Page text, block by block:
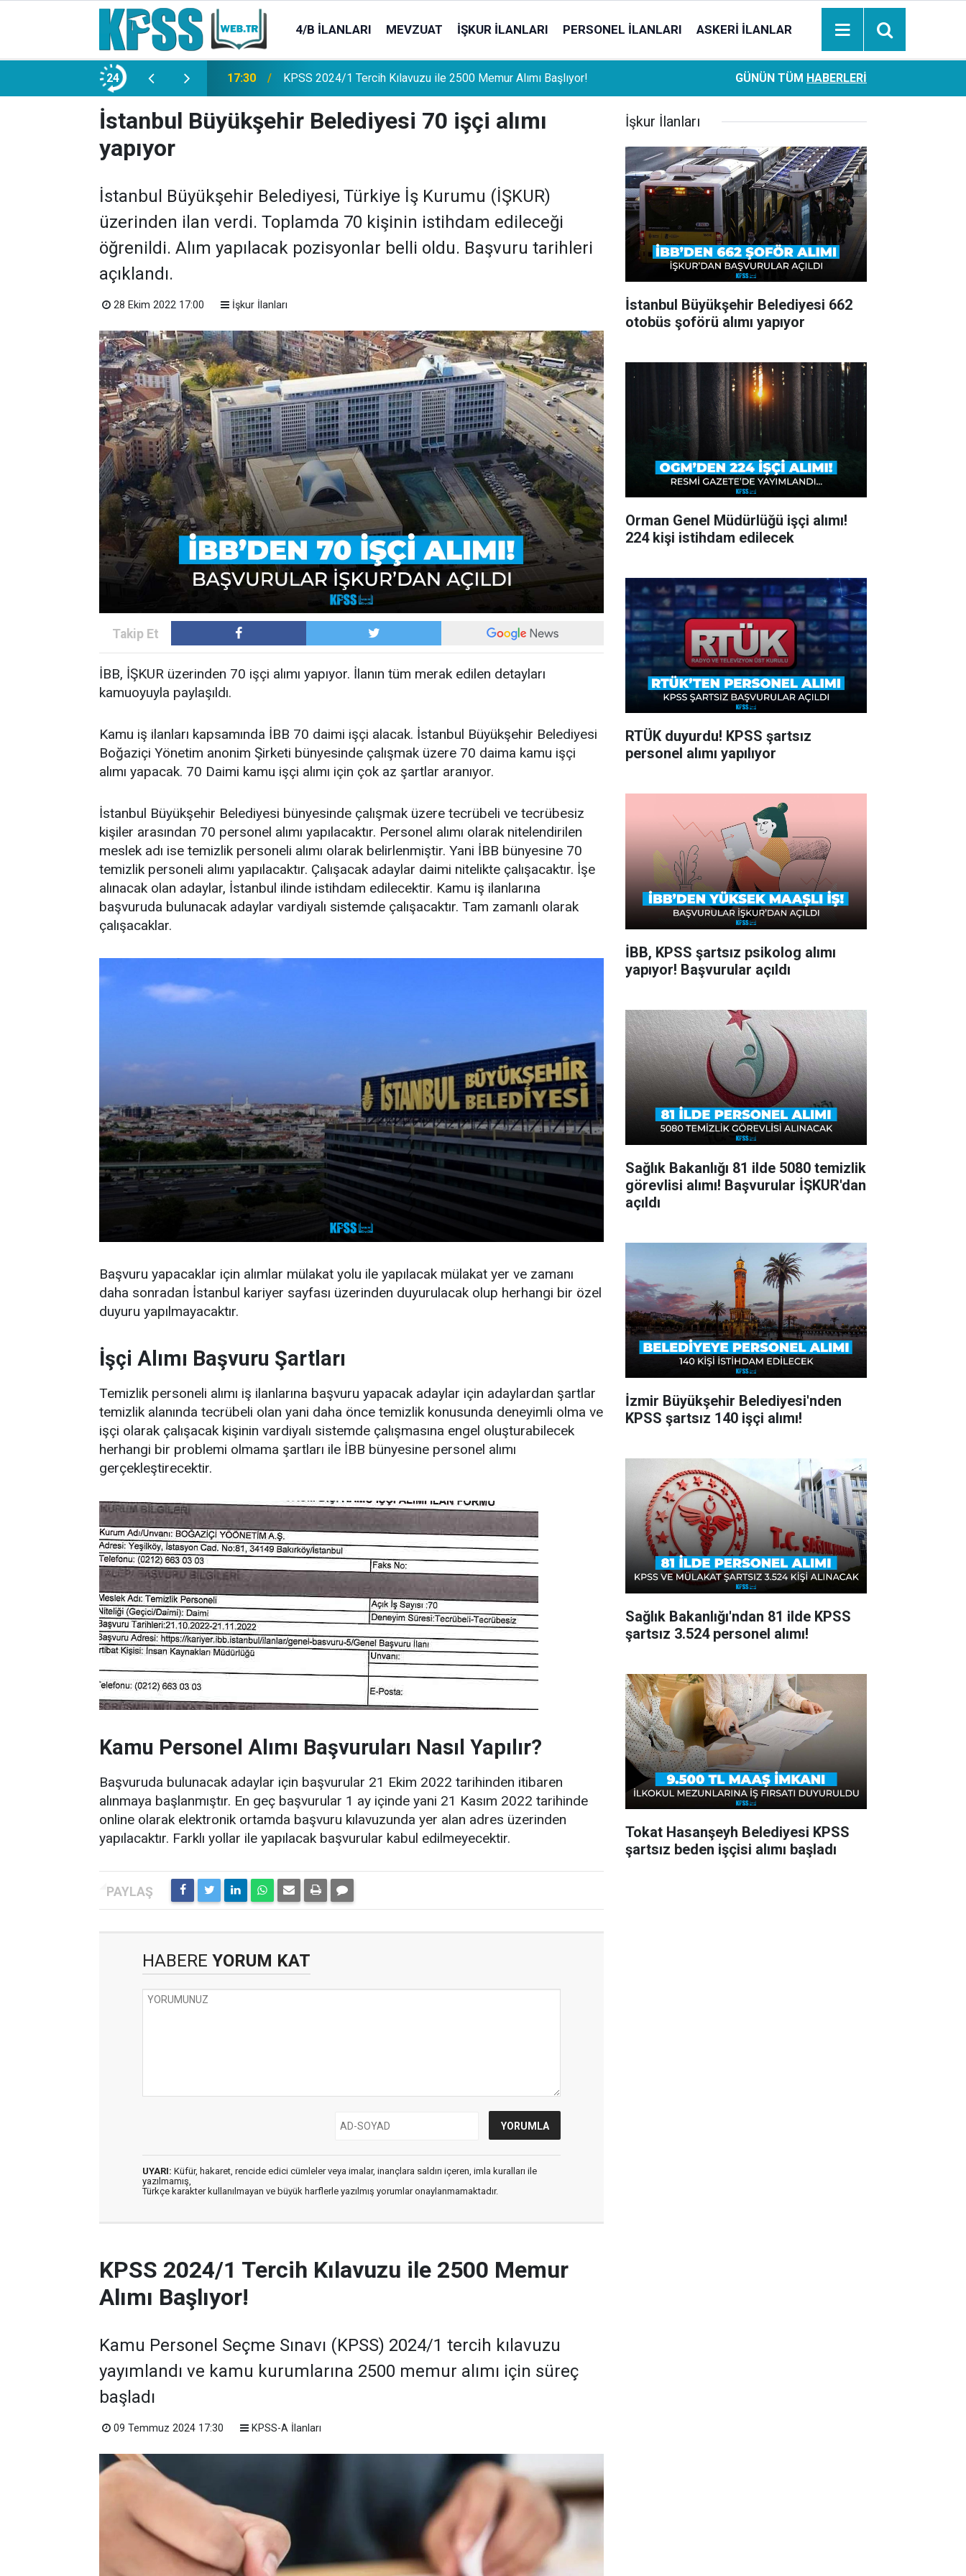
4/B İLANLARI MEVZUAT İŞKUR İLANLARI PERSONEL İLANLARI ASKERI İLANLAR
24
Memur Alımı Başlıyor! 21:20 TL Mevduat Sahipleri İçin Önemli Gelişme: Stopaj Oranları Artıyor!
Ziraat Bankası başvuran emeklilere hemen ödeme
hesaplara geçiyor
GÜNÜN TÜM HABERLERI
İstanbul Büyükşehir Belediyesi 70 işçi alımı
yapıyor
İstanbul Büyükşehir Belediyesi, Türkiye İş Kurumu (İŞKUR)
üzerinden ilan verdi. Toplamda 70 kişinin istihdam edileceği
öğrenildi. Alım yapılacak pozisyonlar belli oldu. Başvuru tarihleri
açıklandı.
28 Ekim 2022 17:00 İşkur İlanları
İBB, İŞKUR üzerinden 70 işçi alımı yapıyor. İlanın tüm merak edilen detayları
kamuoyuyla paylaşıldı.
Kamu iş ilanları kapsamında İBB 70 daimi işçi alacak. İstanbul Büyükşehir Belediyesi
Boğaziçi Yönetim anonim Şirketi bünyesinde çalışmak üzere 70 daima kamu işçi
alımı yapacak. 70 Daimi kamu işçi alımı için çok az şartlar aranıyor.
İstanbul Büyükşehir Belediyesi bünyesinde çalışmak üzere tecrübeli ve tecrübesiz
kişiler arasından 70 personel alımı yapılacaktır. Personel alımı olarak nitelendirilen
meslek adı ise temizlik personeli alımı olarak belirlenmiştir. Yani İBB bünyesine 70
temizlik personeli alımı yapılacaktır. Çalışacak adaylar daimi nitelikte çalışacaktır. İşe
alınacak olan adaylar, İstanbul ilinde istihdam edilecektir. Kamu iş ilanlarına
başvuruda bulunacak adaylar vardiyalı sistemde çalışacaktır. Tam zamanlı olarak
çalışacaklar.
Başvuru yapacaklar için alımlar mülakat yolu ile yapılacak mülakat yer ve zamanı
daha sonradan İstanbul kariyer sayfası üzerinden duyurulacak olup herhangi bir özel
duyuru yapılmayacaktır.
İşçi Alımı Başvuru Şartları
Temizlik personeli alımı iş ilanlarına başvuru yapacak adaylar için adaylardan şartlar
temizlik alanında tecrübeli olan yani daha önce temizlik konusunda deneyimli olma ve
işçi olarak çalışacak kişinin vardiyalı sistemde çalışmasına engel oluşturabilecek
herhangi bir problemi olmama şartları ile İBB bünyesine personel alımı
gerçekleştirecektir.
Kamu Personel Alımı Başvuruları Nasıl Yapılır?
Başvuruda bulunacak adaylar için başvurular 21 Ekim 2022 tarihinden itibaren
alınmaya başlanmıştır. En geç başvurular 1 ay içinde yani 21 Kasım 2022 tarihinde
online olarak elektronik ortamda başvuru kılavuzunda yer alan adres üzerinden
yapılacaktır. Farklı yollar ile yapılacak başvurular kabul edilmeyecektir.
HABERE YORUM KAT
UYARI: Küfür, hakaret, rencide edici cümleler veya imalar, inançlara saldırı içeren, imla kuralları ile
yazılmamış,
Türkçe karakter kullanılmayan ve büyük harflerle yazılmış yorumlar onaylanmamaktadır.
KPSS 2024/1 Tercih Kılavuzu ile 2500 Memur
Alımı Başlıyor!
Kamu Personel Seçme Sınavı (KPSS) 2024/1 tercih kılavuzu
yayımlandı ve kamu kurumlarına 2500 memur alımı için süreç
başladı
09 Temmuz 2024 17:30 KPSS-A İlanları
İşkur İlanları
İstanbul Büyükşehir Belediyesi 662
otobüs şoförü alımı yapıyor
Orman Genel Müdürlüğü işçi alımı!
224 kişi istihdam edilecek
RTÜK duyurdu! KPSS şartsız
personel alımı yapılıyor
İBB, KPSS şartsız psikolog alımı
yapıyor! Başvurular açıldı
Sağlık Bakanlığı 81 ilde 5080 temizlik
görevlisi alımı! Başvurular İŞKUR'dan
açıldı
İzmir Büyükşehir Belediyesi'nden
KPSS şartsız 140 işçi alımı!
Sağlık Bakanlığı'ndan 81 ilde KPSS
şartsız 3.524 personel alımı!
Tokat Hasanşeyh Belediyesi KPSS
şartsız beden işçisi alımı başladı